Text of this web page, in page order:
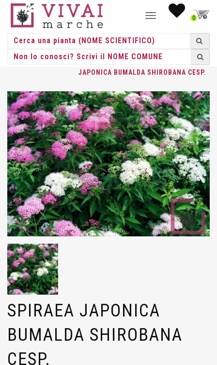
NAVIGAZIONE0
HOME/CESPUGLI/CESPUGLI VASO/ SPIRAEA / SPIRAEA
JAPONICA BUMALDA SHIROBANA CESP.
SPIRAEA JAPONICA
BUMALDA SHIROBANA
CESP.